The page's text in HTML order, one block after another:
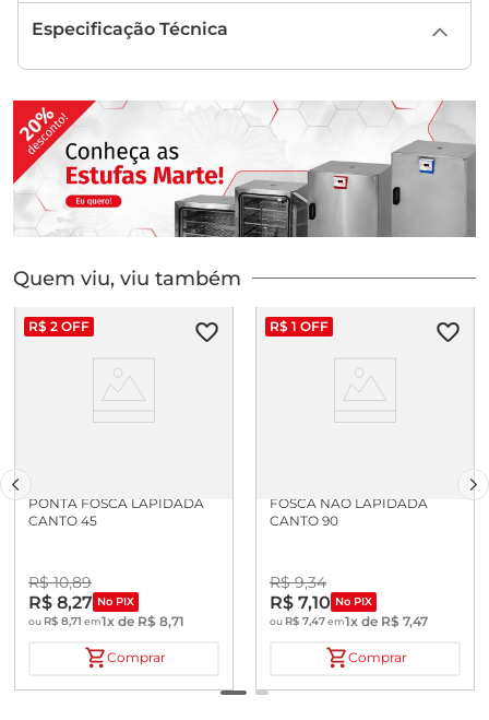
Especificação Técnica
Quem viu, viu também
R$ 2 OFF
PONTA FOSCA LAPIDADA
CANTO 45
R$ 10,89
R$ 8,27 No PIX
ou R$ 8,71 em1x de R$ 8,71
Comprar
R$ 1 OFF
FOSCA NAO LAPIDADA
CANTO 90
R$ 9,34
R$ 7,10 No PIX
ou R$ 7,47em1x de R$ 7,47
Comprar